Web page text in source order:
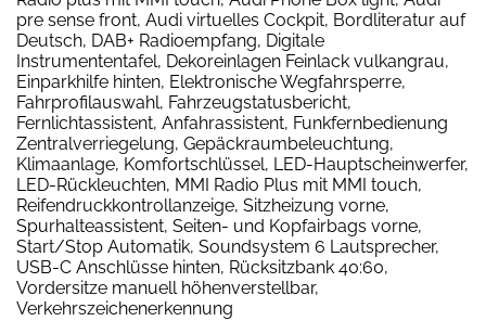
pre sense front, Audi virtuelles Cockpit, Bordliteratur auf
Deutsch, DAB+ Radioempfang, Digitale
Instrumententafel, Dekoreinlagen Feinlack vulkangrau,
Einparkhilfe hinten, Elektronische Wegfahrsperre,
Fahrprofilauswahl, Fahrzeugstatusbericht,
Fernlichtassistent, Anfahrassistent, Funkfernbedienung
Zentralverriegelung, Gepäckraumbeleuchtung,
Klimaanlage, Komfortschlüssel, LED-Hauptscheinwerfer,
LED-Rückleuchten, MMI Radio Plus mit MMI touch,
Reifendruckkontrollanzeige, Sitzheizung vorne,
Spurhalteassistent, Seiten- und Kopfairbags vorne,
Start/Stop Automatik, Soundsystem 6 Lautsprecher,
USB-C Anschlüsse hinten, Rücksitzbank 40:60,
Vordersitze manuell höhenverstellbar,
Verkehrszeichenerkennung